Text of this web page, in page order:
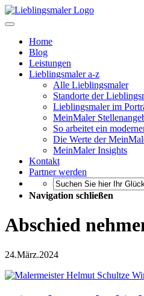
Home
Blog
Leistungen
Lieblingsmaler a-z
Alle Lieblingsmaler
Standorte der
Lieblingsmaler im
MeinMaler
So arbeitet ein
Die Werte der
MeinMaler Insights
Kontakt
Partner werden
Navigation schließen
Abschied
24.März.2024